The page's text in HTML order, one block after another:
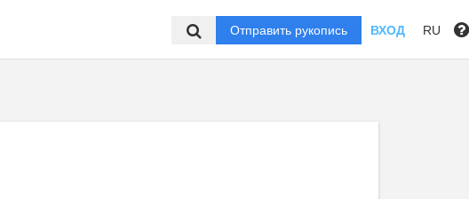
Отправить рукопись ВХОД RU